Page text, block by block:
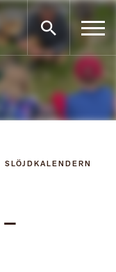
SLÖJDKALENDERN